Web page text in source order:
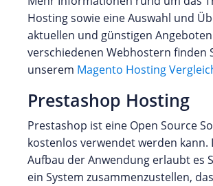
Hosting sowie eine Auswahl und
aktuellen und günstigen
verschiedenen Webhostern finden
unserem Magento Hosting
Prestashop Hosting
Prestashop ist eine Open Source
kostenlos verwendet werden
Aufbau der Anwendung erlaubt es
ein System zusammenzustellen,